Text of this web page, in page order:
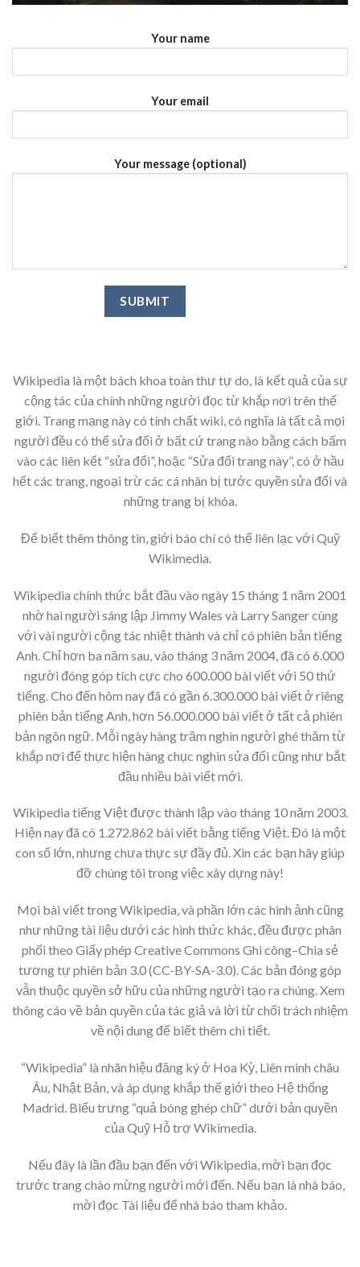
Your name
Your email
Your message (optional)
Wikipedia là một bách khoa toàn thư tự do, là kết quả của sự
cộng tác của chính những người đọc từ khắp nơi trên thế
giới. Trang mạng này có tính chất wiki, có nghĩa là tất cả mọi
người đều có thể sửa đổi ở bất cứ trang nào bằng cách bấm
vào các liên kết “sửa đổi”, hoặc “Sửa đổi trang này”, có ở hầu
hết các trang, ngoại trừ các cá nhân bị tước quyền sửa đổi và
những trang bị khóa.
Để biết thêm thông tin, giới báo chí có thể liên lạc với Quỹ
Wikimedia.
Wikipedia chính thức bắt đầu vào ngày 15 tháng 1 năm 2001
nhờ hai người sáng lập Jimmy Wales và Larry Sanger cùng
với vài người cộng tác nhiệt thành và chỉ có phiên bản tiếng
Anh. Chỉ hơn ba năm sau, vào tháng 3 năm 2004, đã có 6.000
người đóng góp tích cực cho 600.000 bài viết với 50 thứ
tiếng. Cho đến hôm nay đã có gần 6.300.000 bài viết ở riêng
phiên bản tiếng Anh, hơn 56.000.000 bài viết ở tất cả phiên
bản ngôn ngữ. Mỗi ngày hàng trăm nghìn người ghé thăm từ
khắp nơi để thực hiện hàng chục nghìn sửa đổi cũng như bắt
đầu nhiều bài viết mới.
Wikipedia tiếng Việt được thành lập vào tháng 10 năm 2003.
Hiện nay đã có 1.272.862 bài viết bằng tiếng Việt. Đó là một
con số lớn, nhưng chưa thực sự đầy đủ. Xin các bạn hãy giúp
đỡ chúng tôi trong việc xây dựng này!
Mọi bài viết trong Wikipedia, và phần lớn các hình ảnh cũng
như những tài liệu dưới các hình thức khác, đều được phân
phối theo Giấy phép Creative Commons Ghi công–Chia sẻ
tương tự phiên bản 3.0 (CC-BY-SA-3.0). Các bản đóng góp
vẫn thuộc quyền sở hữu của những người tạo ra chúng. Xem
thông cáo về bản quyền của tác giả và lời từ chối trách nhiệm
về nội dung để biết thêm chi tiết.
“Wikipedia” là nhãn hiệu đăng ký ở Hoa Kỳ, Liên minh châu
Âu, Nhật Bản, và áp dụng khắp thế giới theo Hệ thống
Madrid. Biểu trưng “quả bóng ghép chữ” dưới bản quyền
của Quỹ Hỗ trợ Wikimedia.
Nếu đây là lần đầu bạn đến với Wikipedia, mời bạn đọc
trước trang chào mừng người mới đến. Nếu bạn là nhà báo,
mời đọc Tài liệu để nhà báo tham khảo.